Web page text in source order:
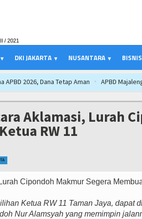
/ 2021
DKI JAKARTA NUSANTARA BISNIS
APBD Majalengka 2026 Naik Jadi Rp 3,14
Bupati Majalengka Beberkan Hasil Paripurna
SIAL Food & Drinks Indonesia 2026
Hadir
Interupsi PDIP Warnai Paripurna
Ton Gabah
Aklamasi, Lurah
RW 11
Ketua RW 11 Taman Jaya, dapat
Nur Alamsyah yang memimpin